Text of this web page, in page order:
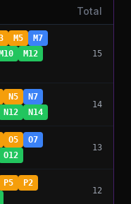
Total
M5
M7
M10
M12
15
N5
N7
N12 N14
14
O5
O7
O12
13
P5
P2
12